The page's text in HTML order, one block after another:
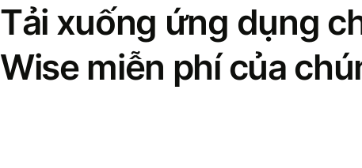
Tải xuống ứng dụng
Wise miễn phí của